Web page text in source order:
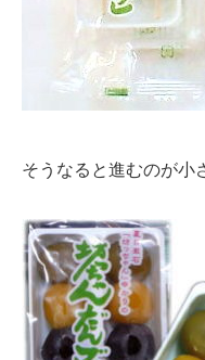
そうなると進むのが小